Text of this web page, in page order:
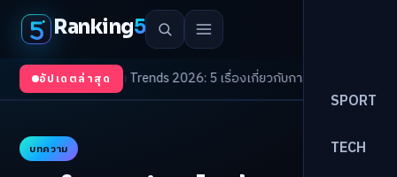
Ranking5
SPORT
TECH
อัปเดตล่าสุด
Health Trends 2026: 5 เรื่องเกี่ยวกับการแพทย์ที่ควรรู้
บทความ